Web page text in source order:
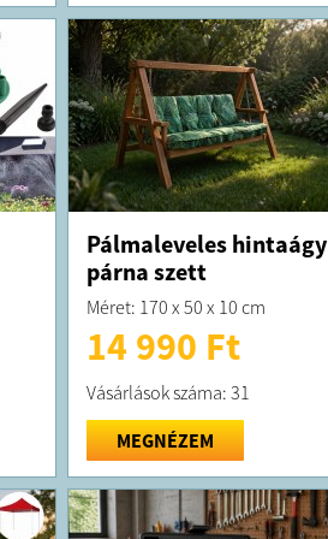
Pálmaleveles hintaágy
párna szett
Méret: 170 x 50 x 10 cm
14 990 Ft
Vásárlások száma: 31
MEGNÉZEM